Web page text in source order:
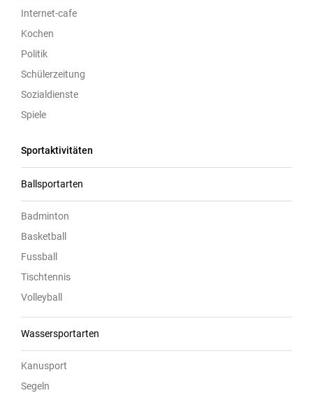
Internet-cafe
Kochen
Politik
Schülerzeitung
Sozialdienste
Spiele
Sportaktivitäten
Ballsportarten
Badminton
Basketball
Fussball
Tischtennis
Volleyball
Wassersportarten
Kanusport
Segeln